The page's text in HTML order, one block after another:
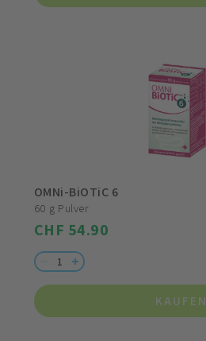
OMNi-BiOTiC 6
60 g Pulver
CHF 54.90
KAUFEN